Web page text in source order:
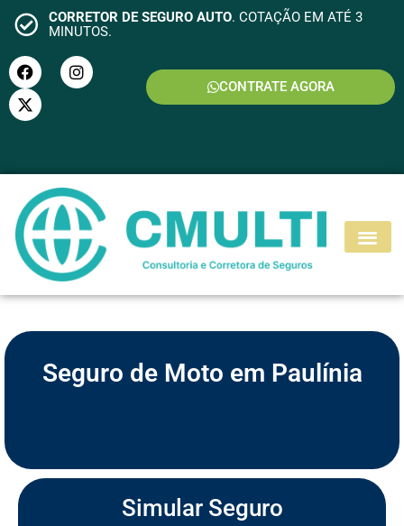
CORRETOR DE SEGURO AUTO. COTAÇÃO EM ATÉ 3
MINUTOS.
CONTRATE AGORA
SEGURO MOTO
Seguro de Moto em Paulínia
Simular Seguro